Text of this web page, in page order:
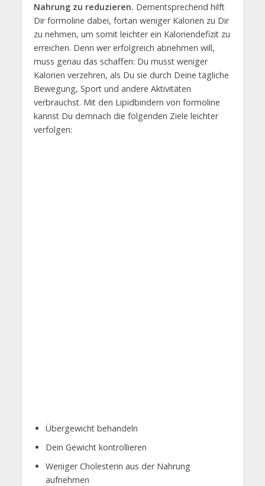
Nahrung zu reduzieren. Dementsprechend hilft
Dir formoline dabei, fortan weniger Kalorien zu Dir
zu nehmen, um somit leichter ein Kaloriendefizit zu
erreichen. Denn wer erfolgreich abnehmen will,
muss genau das schaffen: Du musst weniger
Kalorien verzehren, als Du sie durch Deine tägliche
Bewegung, Sport und andere Aktivitäten
verbrauchst. Mit den Lipidbindern von formoline
kannst Du demnach die folgenden Ziele leichter
verfolgen:
Übergewicht behandeln
Dein Gewicht kontrollieren
Weniger Cholesterin aus der Nahrung
aufnehmen